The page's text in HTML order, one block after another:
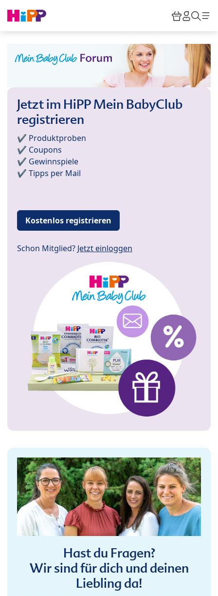
HiPP
Jetzt im HiPP Mein BabyClub
registrieren
✔️ Produktproben
✔️ Coupons
✔️ Gewinnspiele
✔️ Tipps per Mail
Kostenlos registrieren
Schon Mitglied? Jetzt einloggen
Hast du Fragen?
Wir sind für dich und deinen
Liebling da!